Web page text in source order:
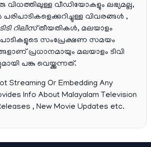
വീഡിയോകളും ലഭ്യമല്ല,
വിവരങ്ങള്‍ ,
റിലീസ്തീയതികള്‍, മലയാളം
സംപ്രേക്ഷണ സമയം
പ്രധാനമായും മലയാളം ടിവി
പങ്കു വെയ്ക്കുന്നത്.
Streaming Or Embedding Any
Info About Malayalam Television
, New Movie Updates etc.